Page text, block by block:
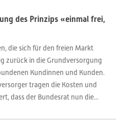
des Prinzips «einmal frei,
die sich für den freien Markt
zurück in die Grundversorgung
Kundinnen und Kunden.
tragen die Kosten und
dass der Bundesrat nun die...